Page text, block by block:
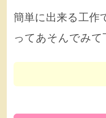
簡単に出来る工作
ってあそんでみて